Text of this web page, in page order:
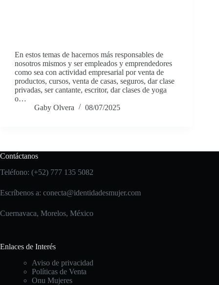
En estos temas de hacernos más responsables de
nosotros mismos y ser empleados y emprendedores
como sea con actividad empresarial por venta de
productos, cursos, venta de casas, seguros, dar clase
privadas, ser cantante, escritor, dar clases de yoga
o…
Gaby Olvera
08/07/2025
Contáctanos
Teléfono: (+52) 777 135 5082
Escríbenos a: conecta@identidadesmujer.com
Cuernavaca, Morelos, México
Enlaces de Interés
Aviso de privacidad
Políticas de Venta
Onu Mujeres